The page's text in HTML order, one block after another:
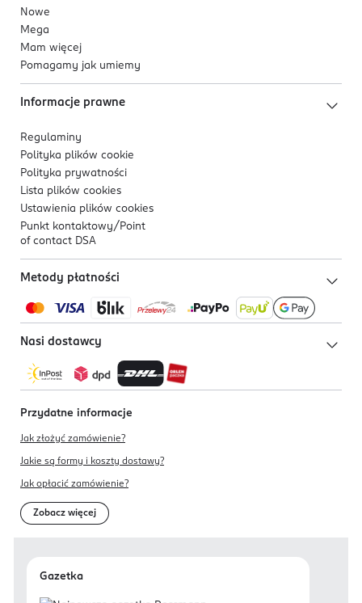
Nowe
Mega
Mam więcej
Pomagamy jak umiemy
Informacje prawne
Regulaminy
Polityka plików cookie
Polityka prywatności
Lista plików cookies
Ustawienia plików cookies
Punkt kontaktowy/ Point
of contact DSA
Metody płatności
Nasi dostawcy
Przydatne informacje
Jak złożyć zamówienie?
Jakie są formy i koszty dostawy?
Jak opłacić zamówienie?
Zobacz więcej
Gazetka